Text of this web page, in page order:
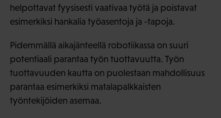
helpottavat fyysisesti vaativaa työtä ja poistavat
esimerkiksi hankalia työasentoja ja -tapoja.
Pidemmällä aikajänteellä robotiikassa on suuri
potentiaali parantaa työn tuottavuutta. Työn
tuottavuuden kautta on puolestaan mahdollisuus
parantaa esimerkiksi matalapalkkaisten
työntekijöiden asemaa.